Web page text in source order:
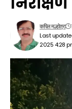
Last
2025 4:28
कपिल मल्होत्रा